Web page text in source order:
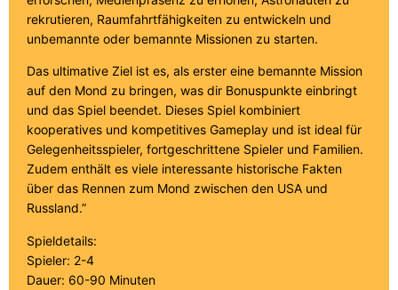
rekrutieren, Raumfahrtfähigkeiten zu entwickeln und
unbemannte oder bemannte Missionen zu starten.
Das ultimative Ziel ist es, als erster eine bemannte Mission
auf den Mond zu bringen, was dir Bonuspunkte einbringt
und das Spiel beendet. Dieses Spiel kombiniert
kooperatives und kompetitives Gameplay und ist ideal für
Gelegenheitsspieler, fortgeschrittene Spieler und Familien.
Zudem enthält es viele interessante historische Fakten
über das Rennen zum Mond zwischen den USA und
Russland.”
Spieldetails:
Spieler: 2-4
Dauer: 60-90 Minuten